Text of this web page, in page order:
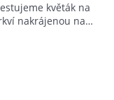
květák na
nakrájenou na…